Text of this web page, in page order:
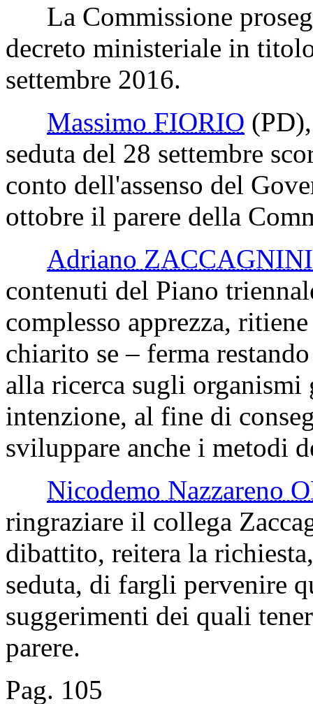
La Commissione
decreto ministeriale in
settembre 2016.
Massimo FIORIO (PD)
seduta del 28 settembre
conto dell'assenso del
ottobre il parere della
Adriano ZACCAGNINI
contenuti del Piano
complesso apprezza,
chiarito se – ferma
alla ricerca sugli
intenzione, al fine di
sviluppare anche i metodi
Nicodemo Nazzareno
ringraziare il collega
dibattito, reitera la
seduta, di fargli pervenire
suggerimenti dei quali
parere.
Pag. 105